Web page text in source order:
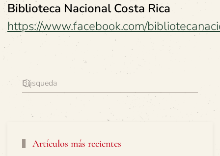
Biblioteca Nacional Costa Rica
https://www.facebook.com/
Artículos más recientes